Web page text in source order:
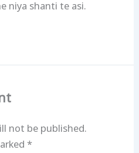
niya shanti te asi.
not be published.
*